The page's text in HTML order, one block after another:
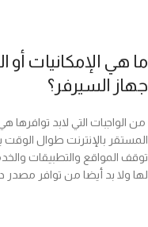
ما هي الإمكانيات أو
جهاز السيرفر؟
من الواجبات التي لابد
المستقر بالإنترنت طوال
توقف المواقع والتطبيقات
لها ولا بد أيضا من توافر مصدر